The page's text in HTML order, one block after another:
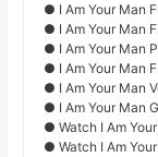
● I Am Your Man
● I Am Your Man
● I Am Your Man
● I Am Your Man
● I Am Your Man
● I Am Your Man
● Watch I Am
● Watch I Am